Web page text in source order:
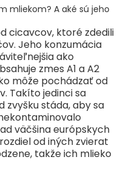
mliekom? A aké sú jeho
cicavcov, ktoré zdedili
Jeho konzumácia
ako
zmes A1 a A2
môže pochádzať od
Takíto jedinci sa
zvyšku stáda, aby sa
väčšina európskych
od iných zvierat
takže ich mlieko